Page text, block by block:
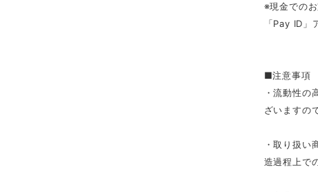
※現金での
「Pay ID
■注意事項
・流動性の
ざいますの
・取り扱い
造過程上で